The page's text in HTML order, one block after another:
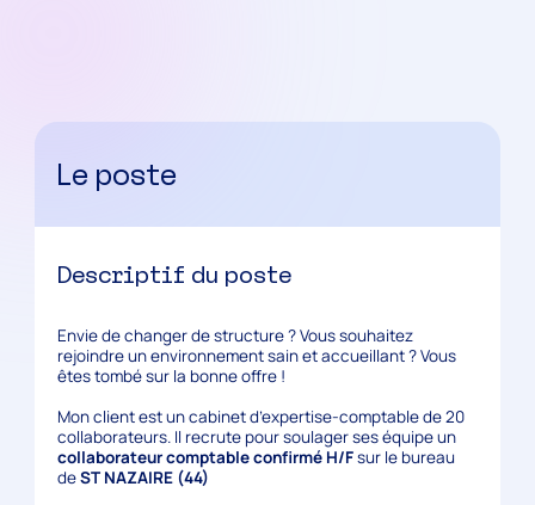
Le poste
Descriptif du poste
Envie de changer de structure ? Vous souhaitez
rejoindre un environnement sain et accueillant ? Vous
êtes tombé sur la bonne offre !
Mon client est un cabinet d’expertise-comptable de 20
collaborateurs. Il recrute pour soulager ses équipe un
collaborateur comptable confirmé H/Fsur le bureau
deST NAZAIRE (44)